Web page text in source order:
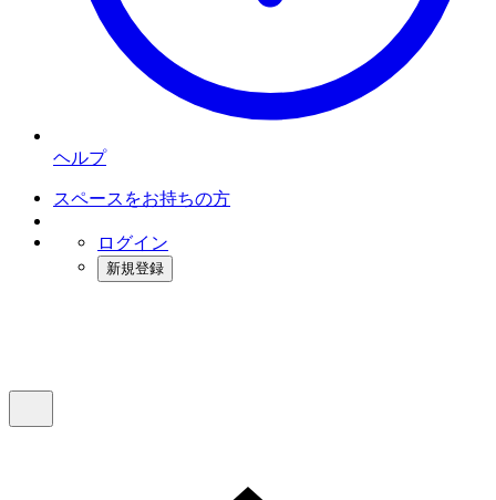
ヘルプ
スペースをお持ちの方
ログイン
新規登録